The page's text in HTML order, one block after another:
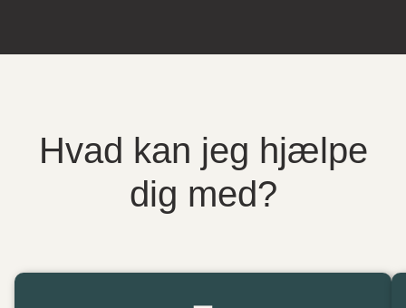
Hvad kan jeg hjælpe
dig med?